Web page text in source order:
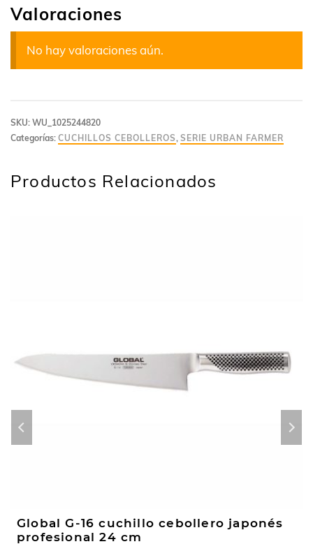
Valoraciones
No hay valoraciones aún.
SKU: WU_1025244820
Categorías: CUCHILLOS CEBOLLEROS , SERIE URBAN FARMER
Productos Relacionados
Global G-16 cuchillo cebollero japonés
profesional 24 cm